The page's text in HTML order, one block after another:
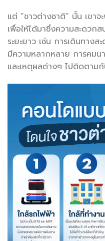
แต่ “ชาวต่างชาติ” นั้น เขา
เพื่อให้ได้มาซึ่งความสะดวก
ระยะยาว เช่น การเดินทาง
มีความหลากหลาย การคมน
และเหตุผลต่างๆ ไปติดตามกั